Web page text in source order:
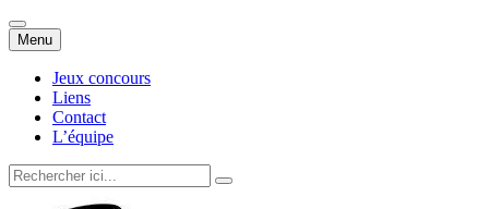
Menu Aller
au
contenu
Jeux concours
Liens
Contact
L’équipe
Recherche
pour